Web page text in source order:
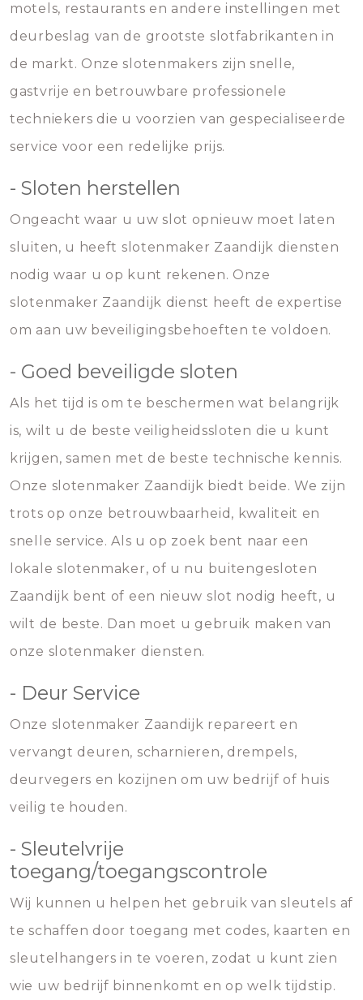
motels, restaurants en andere instellingen met
deurbeslag van de grootste slotfabrikanten in
de markt. Onze slotenmakers zijn snelle,
gastvrije en betrouwbare professionele
techniekers die u voorzien van gespecialiseerde
service voor een redelijke prijs.
- Sloten herstellen
Ongeacht waar u uw slot opnieuw moet laten
sluiten, u heeft slotenmaker Zaandijk diensten
nodig waar u op kunt rekenen. Onze
slotenmaker Zaandijk dienst heeft de expertise
om aan uw beveiligingsbehoeften te voldoen.
- Goed beveiligde sloten
Als het tijd is om te beschermen wat belangrijk
is, wilt u de beste veiligheidssloten die u kunt
krijgen, samen met de beste technische kennis.
Onze slotenmaker Zaandijk biedt beide. We zijn
trots op onze betrouwbaarheid, kwaliteit en
snelle service. Als u op zoek bent naar een
lokale slotenmaker, of u nu buitengesloten
Zaandijk bent of een nieuw slot nodig heeft, u
wilt de beste. Dan moet u gebruik maken van
onze slotenmaker diensten.
- Deur Service
Onze slotenmaker Zaandijk repareert en
vervangt deuren, scharnieren, drempels,
deurvegers en kozijnen om uw bedrijf of huis
veilig te houden.
- Sleutelvrije
toegang/toegangscontrole
Wij kunnen u helpen het gebruik van sleutels af
te schaffen door toegang met codes, kaarten en
sleutelhangers in te voeren, zodat u kunt zien
wie uw bedrijf binnenkomt en op welk tijdstip.